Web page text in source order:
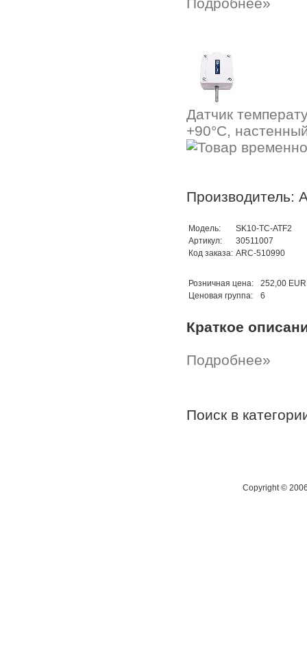
Датчик
+90°C,
Производитель:
Модель:
SK10-TC-ATF2
Артикул:
30511007
Код заказа: ARC-510990
Розничная цена:
252,00 EUR
Ценовая группа:
6
Краткое
Подробнее»
Поиск в
Copyright ©